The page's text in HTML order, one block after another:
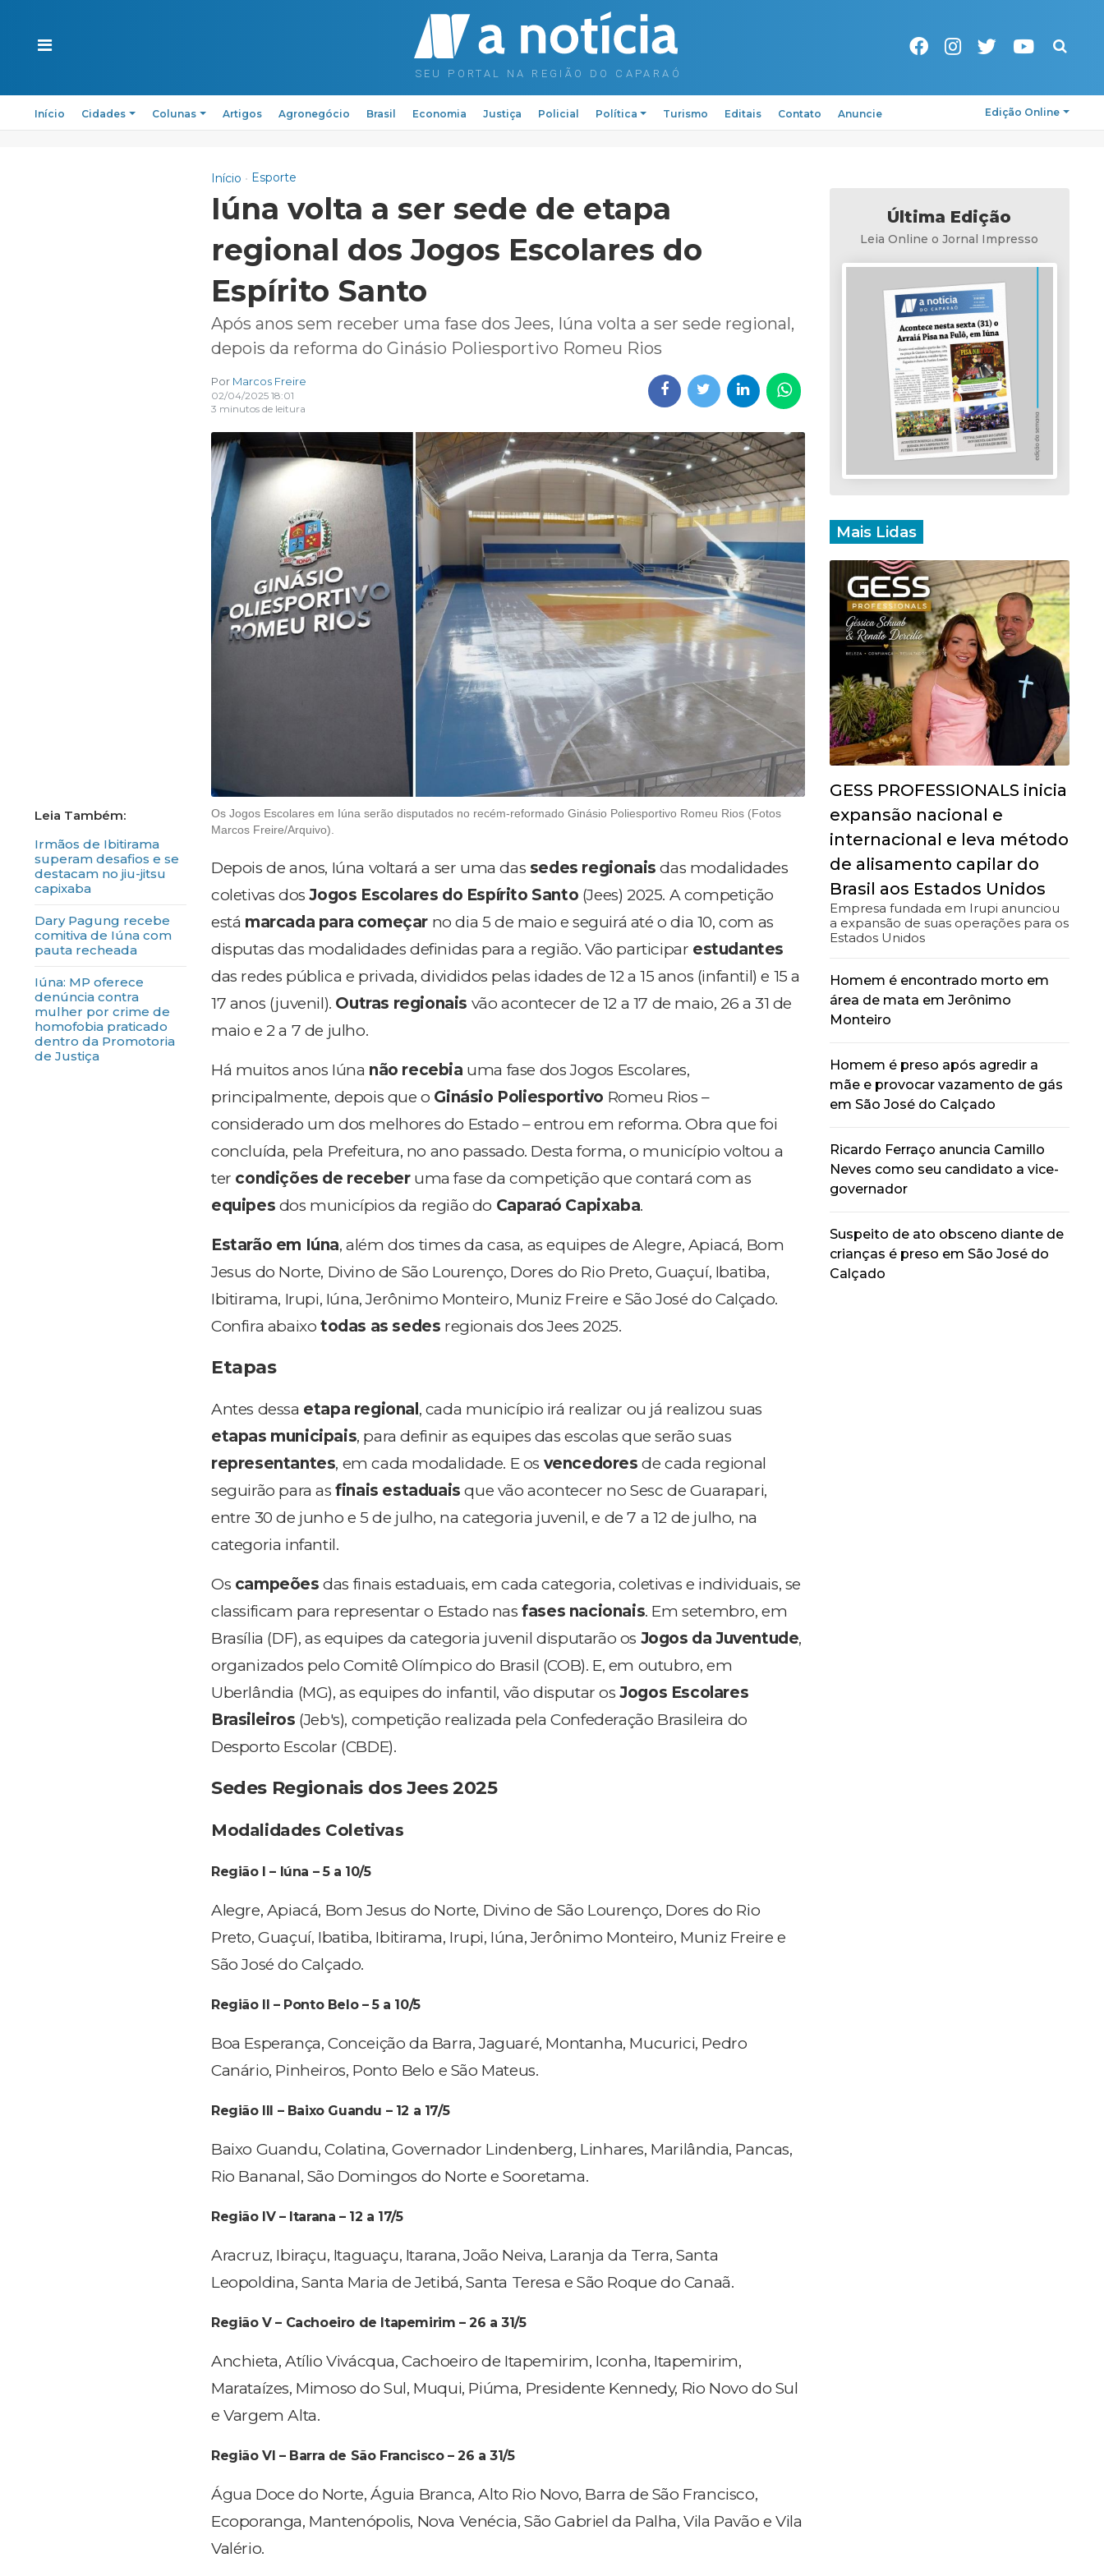
Pesquisa
Início Cidades Colunas Artigos Agronegócio Brasil Economia Justiça Policial Política Turismo Editais Contato Anuncie Edição Online
Irmãos de Ibitirama
superam desafios e se
destacam no jiu-jitsu
capixaba
Dary Pagung recebe
comitiva de Iúna com
pauta recheada
Iúna: MP oferece
denúncia contra
mulher por crime de
homofobia praticado
dentro da Promotoria
de Justiça
Início Esporte
Iúna volta a ser sede de etapa
regional dos Jogos Escolares do
Espírito Santo
Após anos sem receber uma fase dos Jees, Iúna volta a ser sede regional,
depois da reforma do Ginásio Poliesportivo Romeu Rios
Por Marcos Freire
02/04/2025 18:01
3 minutos de leitura
Os Jogos Escolares em Iúna serão disputados no recém-reformado Ginásio Poliesportivo Romeu Rios (Fotos
Marcos Freire/Arquivo).
Depois de anos, Iúna voltará a ser uma das sedes regionais das modalidades
coletivas dosJogos Escolares do Espírito Santo (Jees) 2025. A competição
está marcada para começar no dia 5 de maio e seguirá até o dia 10, com as
disputas das modalidades definidas para a região. Vão participar estudantes
das redes pública e privada, divididos pelas idades de 12 a 15 anos (infantil) e 15 a
17 anos (juvenil). Outras regionais vão acontecer de 12 a 17 de maio, 26 a 31 de
maio e 2 a 7 de julho.
Há muitos anos Iúna não recebia uma fase dos Jogos Escolares,
principalmente, depois que o Ginásio Poliesportivo Romeu Rios –
considerado um dos melhores do Estado – entrou em reforma. Obra que foi
concluída, pela Prefeitura, no ano passado. Desta forma, o município voltou a
ter condições de receberuma fase da competição que contará com as
equipes dos municípios da região do Caparaó Capixaba.
Estarão em Iúna, além dos times da casa, as equipes de Alegre, Apiacá, Bom
Jesus do Norte, Divino de São Lourenço, Dores do Rio Preto, Guaçuí, Ibatiba,
Ibitirama, Irupi, Iúna, Jerônimo Monteiro, Muniz Freire e São José do Calçado.
Confira abaixo todas as sedes regionais dos Jees 2025.
Etapas
Antes dessa etapa regional , cada município irá realizar ou já realizou suas
etapas municipais, para definir as equipes das escolas que serão suas
representantes, em cada modalidade. E os vencedores de cada regional
seguirão para as finais estaduaisque vão acontecer no Sesc de Guarapari,
entre 30 de junho e 5 de julho, na categoria juvenil, e de 7 a 12 de julho, na
categoria infantil.
Os campeões das finais estaduais, em cada categoria, coletivas e individuais, se
classificam para representar o Estado nasfases nacionais. Em setembro, em
Brasília (DF), as equipes da categoria juvenil disputarão os Jogos da Juventude,
organizados pelo Comitê Olímpico do Brasil (COB). E, em outubro, em
Uberlândia (MG), as equipes do infantil, vão disputar osJogos Escolares
Brasileiros (Jeb's), competição realizada pela Confederação Brasileira do
Desporto Escolar (CBDE).
Sedes Regionais dos Jees 2025
Modalidades Coletivas
Região I – Iúna – 5 a 10/5
Alegre, Apiacá, Bom Jesus do Norte, Divino de São Lourenço, Dores do Rio
Preto, Guaçuí, Ibatiba, Ibitirama, Irupi, Iúna, Jerônimo Monteiro, Muniz Freire e
São José do Calçado.
Região II – Ponto Belo – 5 a 10/5
Boa Esperança, Conceição da Barra, Jaguaré, Montanha, Mucurici, Pedro
Canário, Pinheiros, Ponto Belo e São Mateus.
Região III – Baixo Guandu – 12 a 17/5
Baixo Guandu, Colatina, Governador Lindenberg, Linhares, Marilândia, Pancas,
Rio Bananal, São Domingos do Norte e Sooretama.
Região IV – Itarana – 12 a 17/5
Aracruz, Ibiraçu, Itaguaçu, Itarana, João Neiva, Laranja da Terra, Santa
Leopoldina, Santa Maria de Jetibá, Santa Teresa e São Roque do Canaã.
Região V – Cachoeiro de Itapemirim – 26 a 31/5
Anchieta, Atílio Vivácqua, Cachoeiro de Itapemirim, Iconha, Itapemirim,
Marataízes, Mimoso do Sul, Muqui, Piúma, Presidente Kennedy, Rio Novo do Sul
e Vargem Alta.
Região VI – Barra de São Francisco – 26 a 31/5
Água Doce do Norte, Águia Branca, Alto Rio Novo, Barra de São Francisco,
Ecoporanga, Mantenópolis, Nova Venécia, São Gabriel da Palha, Vila Pavão e Vila
Valério.
Última Edição
Leia Online o Jornal Impresso
Mais Lidas
GESS PROFESSIONALS inicia
expansão nacional e
internacional e leva método
de alisamento capilar do
Brasil aos Estados Unidos
Empresa fundada em Irupi anunciou
a expansão de suas operações para os
Estados Unidos
Homem é encontrado morto em
área de mata em Jerônimo
Monteiro
Homem é preso após agredir a
mãe e provocar vazamento de gás
em São José do Calçado
Ricardo Ferraço anuncia Camillo
Neves como seu candidato a vice-
governador
Suspeito de ato obsceno diante de
crianças é preso em São José do
Calçado